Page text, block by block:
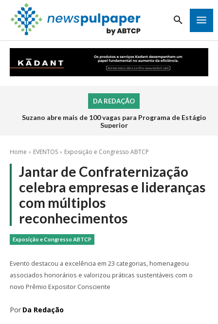
DA REDAÇÃO
Inscrições para o Programa de Estágio 2026 da Veracel
abrem na próxima semana
Home EVENTOS Exposição e Congresso ABTCP
Jantar de Confraternização
celebra empresas e lideranças
com múltiplos
reconhecimentos
Exposição e Congresso ABTCP
Evento destacou a excelência em 23 categorias, homenageou
associados honorários e valorizou práticas sustentáveis com o
novo Prêmio Expositor Consciente
Por Da Redação